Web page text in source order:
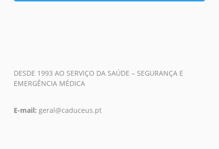
DESDE 1993 AO SERVIÇO DA SAÚDE – SEGURANÇA E
EMERGÊNCIA MÉDICA
E-mail: geral@caduceus.pt